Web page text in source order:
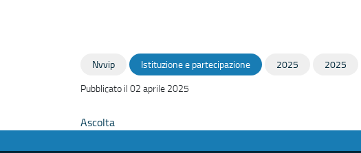
Nvvip Istituzione e partecipazione 2025
2025
Pubblicato il 02 aprile 2025
Ascolta